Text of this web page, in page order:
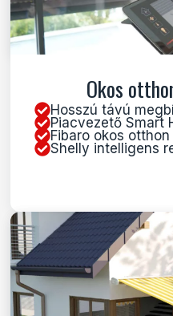
Okos
Hosszú távú
Piacvezető Smart
Fibaro okos
Shelly intelligens